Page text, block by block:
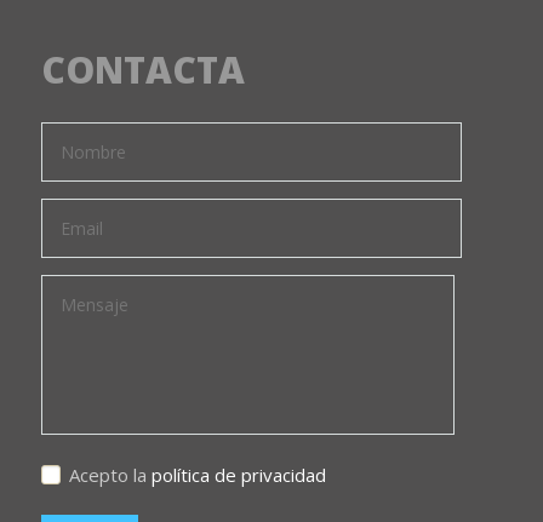
CONTACTA
Acepto la política de privacidad